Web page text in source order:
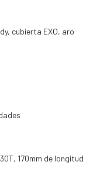
cubierta EXO, aro
170mm de longitud